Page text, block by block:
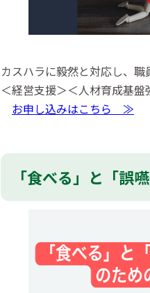
カスハラに毅然と対応し、
＜経営支援＞＜人材育成基盤
お申し込みはこちら ≫
「食べる」と「誤